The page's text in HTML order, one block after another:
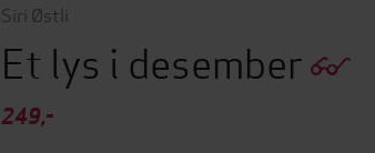
Siri Østli
Et lys i desember
249,-